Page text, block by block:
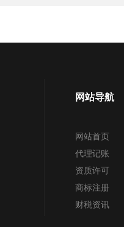
网站导航
网站首页
代理记账
资质许可
商标注册
财税资讯